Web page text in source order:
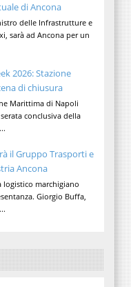
di Ancona
delle Infrastrutture e
sarà ad Ancona per un
2026: Stazione
di chiusura
Marittima di Napoli
conclusiva della
il Gruppo Trasporti e
Ancona
logistico marchigiano
Giorgio Buffa,